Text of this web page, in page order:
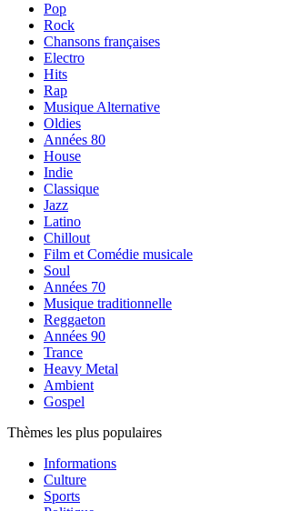
Pop
Rock
Chansons françaises
Electro
Hits
Rap
Musique Alternative
Oldies
Années 80
House
Indie
Classique
Jazz
Latino
Chillout
Film et Comédie musicale
Soul
Années 70
Musique traditionnelle
Reggaeton
Années 90
Trance
Heavy Metal
Ambient
Gospel
Thèmes les plus populaires
Informations
Culture
Sports